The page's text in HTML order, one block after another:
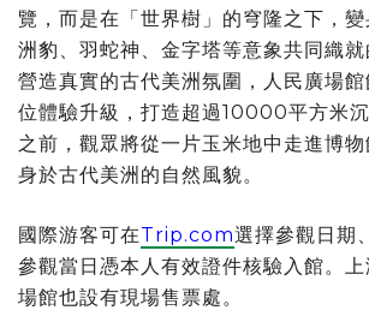
覽，而是在「世界樹」的穹隆之下，
洲豹、羽蛇神、金字塔等意象共同織
營造真實的古代美洲氛圍，人民廣場
位體驗升級，打造超過10000平方米
之前，觀眾將從一片玉米地中走進博
身於古代美洲的自然風貌。
國際游客可在Trip.com選擇參觀日期
參觀當日憑本人有效證件核驗入館。
場館也設有現場售票處。